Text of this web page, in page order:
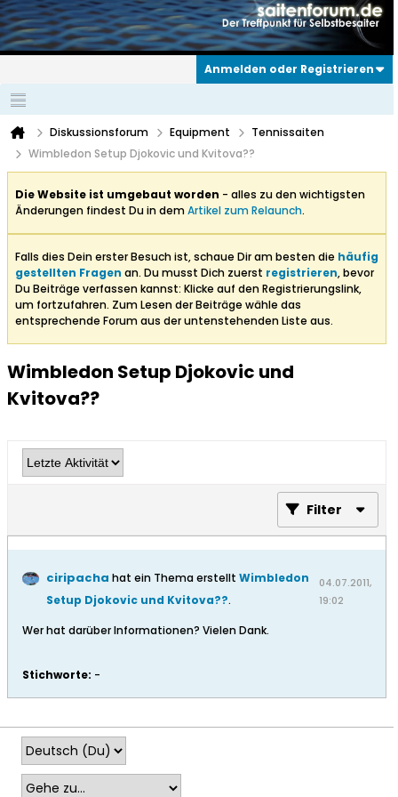
Anmelden oder Registrieren
Diskussionsforum Equipment
Tennissaiten
Wimbledon Setup Djokovic und Kvitova??
Die Website ist umgebaut worden - alles zu den wichtigsten
Änderungen findest Du in demArtikel zum Relaunch.
Falls dies Dein erster Besuch ist, schaue Dir am besten die häufig
gestellten Fragen an. Du musst Dich zuerst registrieren, bevor
Du Beiträge verfassen kannst: Klicke auf den Registrierungslink,
um fortzufahren. Zum Lesen der Beiträge wähle das
entsprechende Forum aus der untenstehenden Liste aus.
Wimbledon Setup Djokovic und
Kvitova??
Filter
ciripacha hat ein Thema erstelltWimbledon
Setup Djokovic und Kvitova??.
04.07.2011,
19:02
Wer hat darüber Informationen? Vielen Dank.
Stichworte: -